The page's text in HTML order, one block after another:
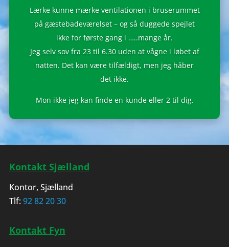
Lærke kunne mærke ventilationen i bruserummet
på gæstebadeværelset – og så duggede spejlet
ikke for første gang i …..mange år.
Jeg selv sov fra 23 til 6.30 uden at vågne i løbet af
natten. Det kan være tilfældigt, men jeg håber
det ikke.
Mon ikke jeg kan finde en kunde eller 2 til dig.
Kontakt Sjælland
Kontor, Sjælland
Tlf: 92 82 20 30
Kontakt Fyn